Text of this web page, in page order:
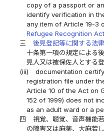
copy of a passport or
identify verification in
any item of Article 19-3
Refugee Recognition Act
三
後見登記等に関する法律
十条第一項の規定による
見人又は被保佐人とする
(iii)
documentation
registration file under
Article 10 of the Act on
152 of 1999) does not
as an adult ward or a
四
視覚、聴覚、音声機能
の障害又は麻薬、大麻若